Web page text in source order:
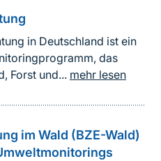
in Deutschland ist ein
das
Forst und... mehr lesen
im Wald (BZE-Wald)